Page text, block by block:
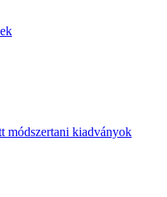
módszertani kiadványok